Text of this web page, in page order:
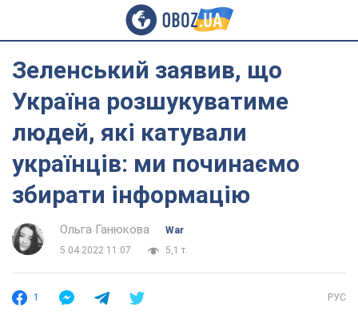
Зеленський заявив, що
Україна розшукуватиме
людей, які катували
українців: ми починаємо
збирати інформацію
Ольга Ганюкова
War
5.04.2022 11:07
5,1 т.
1 РУС